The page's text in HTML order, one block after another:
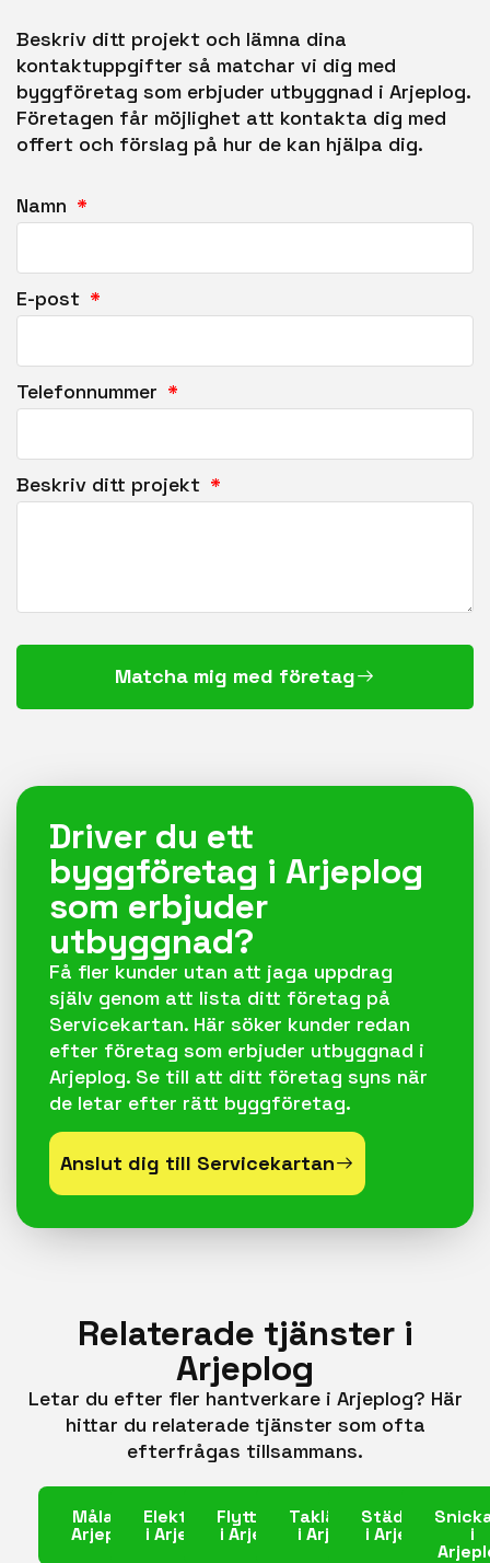
Beskriv ditt projekt och lämna dina
kontaktuppgifter så matchar vi dig med
byggföretag som erbjuder utbyggnad i Arjeplog.
Företagen får möjlighet att kontakta dig med
offert och förslag på hur de kan hjälpa dig.
Namn
E-post
Telefonnummer
Beskriv ditt projekt
Matcha mig med företag
Driver du ett
byggföretag i Arjeplog
som erbjuder
utbyggnad?
Få fler kunder utan att jaga uppdrag
själv genom att lista ditt företag på
Servicekartan. Här söker kunder redan
efter företag som erbjuder utbyggnad i
Arjeplog. Se till att ditt företag syns när
de letar efter rätt byggföretag.
Anslut dig till Servicekartan
Relaterade tjänster i
Arjeplog
Letar du efter fler hantverkare i Arjeplog? Här
hittar du relaterade tjänster som ofta
efterfrågas tillsammans.
Målare i
Arjeplog
Elektriker
i Arjeplog
Flyttfirma
i Arjeplog
Takläggare
i Arjeplog
Städfirma
i Arjeplog i